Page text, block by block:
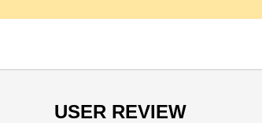
USER REVIEW